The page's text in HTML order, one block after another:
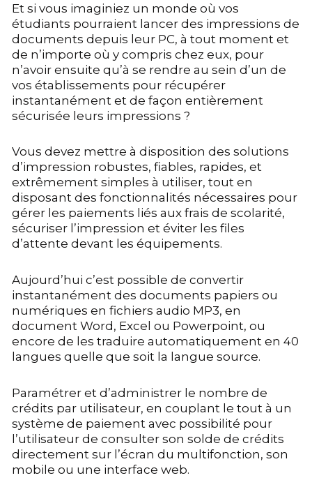
Et si vous imaginiez un monde où vos
étudiants pourraient lancer des impressions de
documents depuis leur PC, à tout moment et
de n’importe où y compris chez eux, pour
n’avoir ensuite qu’à se rendre au sein d’un de
vos établissements pour récupérer
instantanément et de façon entièrement
sécurisée leurs impressions ?
Vous devez mettre à disposition des solutions
d’impression robustes, fiables, rapides, et
extrêmement simples à utiliser, tout en
disposant des fonctionnalités nécessaires pour
gérer les paiements liés aux frais de scolarité,
sécuriser l’impression et éviter les files
d’attente devant les équipements.
Aujourd’hui c’est possible de convertir
instantanément des documents papiers ou
numériques en fichiers audio MP3, en
document Word, Excel ou Powerpoint, ou
encore de les traduire automatiquement en 40
langues quelle que soit la langue source.
Paramétrer et d’administrer le nombre de
crédits par utilisateur, en couplant le tout à un
système de paiement avec possibilité pour
l’utilisateur de consulter son solde de crédits
directement sur l’écran du multifonction, son
mobile ou une interface web.